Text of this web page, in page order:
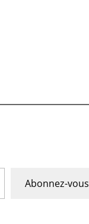
Abonnez-vous